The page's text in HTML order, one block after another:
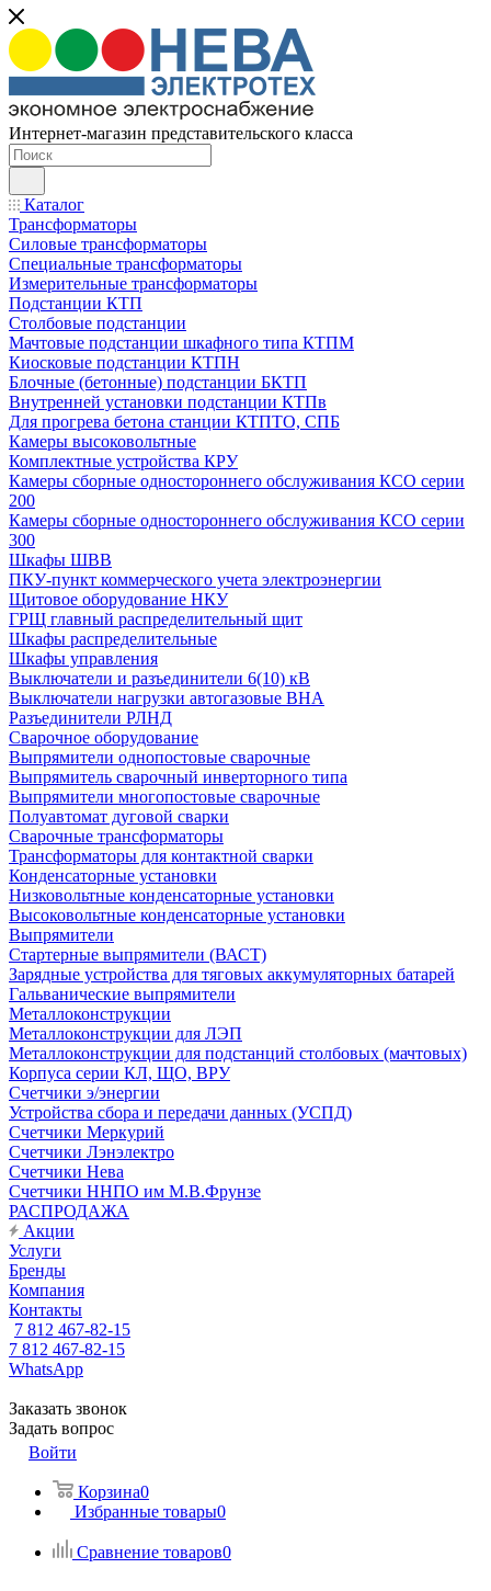
Интернет-магазин представительского класса
Каталог
Трансформаторы
Силовые трансформаторы
Специальные трансформаторы
Измерительные трансформаторы
Подстанции КТП
Столбовые подстанции
Мачтовые подстанции шкафного типа КТПМ
Киосковые подстанции КТПН
Блочные (бетонные) подстанции БКТП
Внутренней установки подстанции КТПв
Для прогрева бетона станции КТПТО, СПБ
Камеры высоковольтные
Комплектные устройства КРУ
Камеры сборные одностороннего обслуживания КСО серии
200
Камеры сборные одностороннего обслуживания КСО серии
300
Шкафы ШВВ
ПКУ-пункт коммерческого учета электроэнергии
Щитовое оборудование НКУ
ГРЩ главный распределительный щит
Шкафы распределительные
Шкафы управления
Выключатели и разъединители 6(10) кВ
Выключатели нагрузки автогазовые ВНА
Разъединители РЛНД
Сварочное оборудование
Выпрямители однопостовые сварочные
Выпрямитель сварочный инверторного типа
Выпрямители многопостовые сварочные
Полуавтомат дуговой сварки
Сварочные трансформаторы
Трансформаторы для контактной сварки
Конденсаторные установки
Низковольтные конденсаторные установки
Высоковольтные конденсаторные установки
Выпрямители
Стартерные выпрямители (ВАСТ)
Зарядные устройства для тяговых аккумуляторных батарей
Гальванические выпрямители
Металлоконструкции
Металлоконструкции для ЛЭП
Металлоконструкции для подстанций столбовых (мачтовых)
Корпуса серии КЛ, ЩО, ВРУ
Счетчики э/энергии
Устройства сбора и передачи данных (УСПД)
Счетчики Меркурий
Счетчики Лэнэлектро
Счетчики Нева
Счетчики ННПО им М.В.Фрунзе
РАСПРОДАЖА
Акции
Услуги
Бренды
Компания
Контакты
7 812 467-82-15
7 812 467-82-15
WhatsApp
Заказать звонок
Задать вопрос
Войти
Корзина0
Избранные товары0
Сравнение товаров0